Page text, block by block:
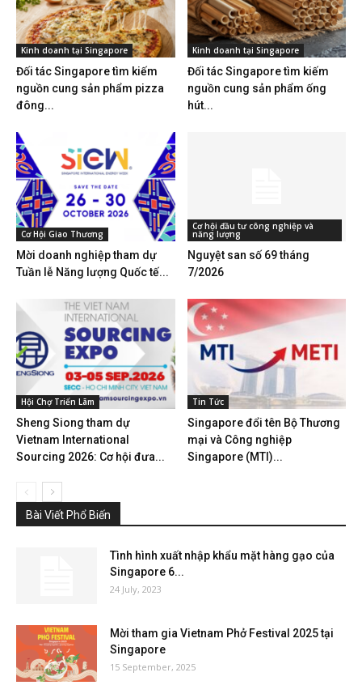
Kinh doanh tại Singapore
Đối tác Singapore tìm kiếm
nguồn cung sản phẩm pizza
đông...
Kinh doanh tại Singapore
Đối tác Singapore tìm kiếm
nguồn cung sản phẩm ống
hút...
Cơ Hội Giao Thương
Mời doanh nghiệp tham dự
Tuần lễ Năng lượng Quốc tế...
Cơ hội đầu tư công nghiệp và
năng lượng
Nguyệt san số 69 tháng
7/2026
Hội Chợ Triển Lãm
Sheng Siong tham dự
Vietnam International
Sourcing 2026: Cơ hội đưa...
Tin Tức
Singapore đổi tên Bộ Thương
mại và Công nghiệp
Singapore (MTI)...
Bài Viết Phổ Biến
Tình hình xuất nhập khẩu mặt hàng gạo của
Singapore 6...
24 July, 2023
Mời tham gia Vietnam Phở Festival 2025 tại
Singapore
15 September, 2025